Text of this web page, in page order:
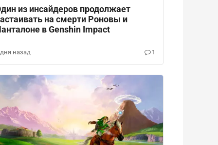
из инсайдеров продолжает
на смерти Роновы и
в Genshin Impact
назад 1